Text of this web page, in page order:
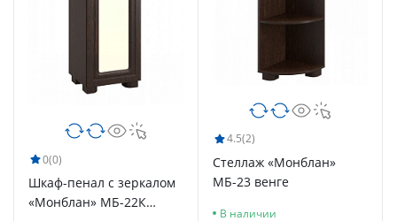
0(0)
Шкаф-пенал с зеркалом
«Монблан» МБ-22К
4.5(2)
Стеллаж «Монблан»
МБ-23 венге
В наличии